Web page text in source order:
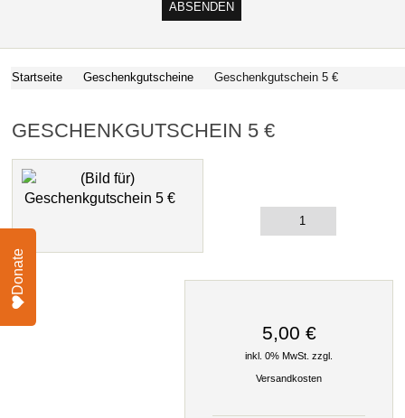
Startseite Geschenkgutscheine Geschenkgutschein 5 €
GESCHENKGUTSCHEIN 5 €
5,00 €
inkl. 0% MwSt. zzgl.
Versandkosten
Donate